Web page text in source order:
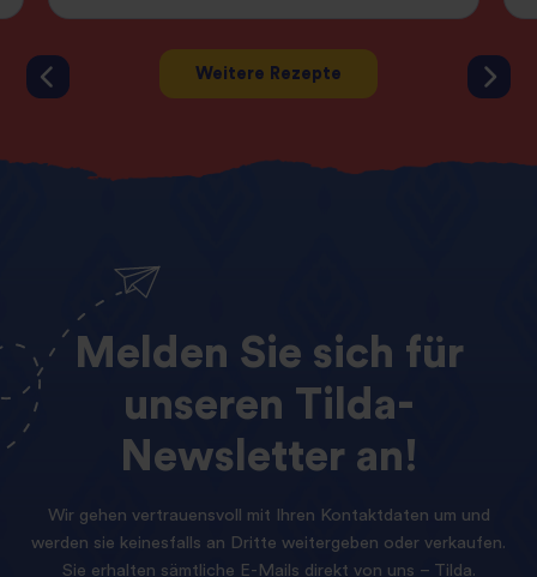
Weitere Rezepte
Melden Sie sich für
unseren Tilda-
Newsletter an!
Wir gehen vertrauensvoll mit Ihren Kontaktdaten um und
werden sie keinesfalls an Dritte weitergeben oder verkaufen.
Sie erhalten sämtliche E-Mails direkt von uns – Tilda.